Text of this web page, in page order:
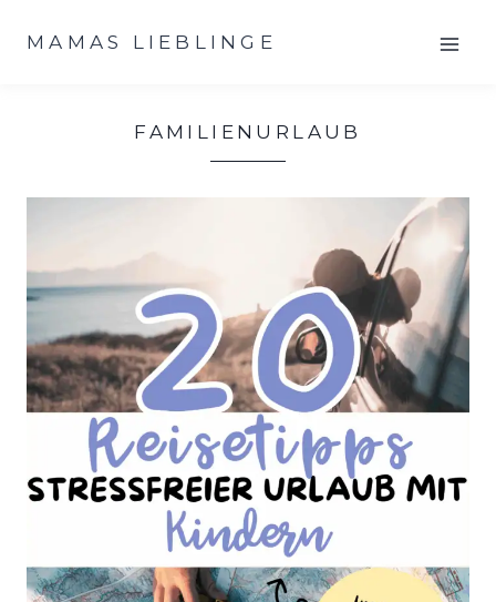
InhaltMAMAS LIEBLINGE
FAMILIENURLAUB